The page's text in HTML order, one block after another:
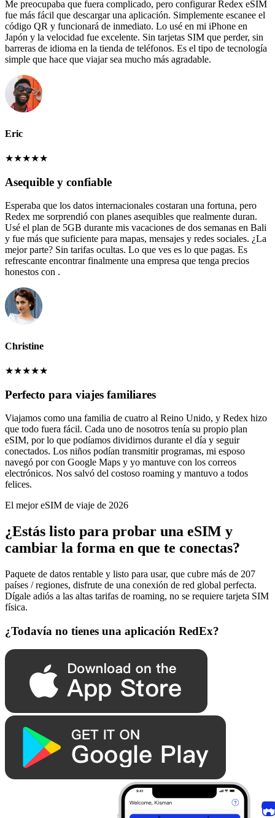
Me preocupaba que fuera complicado, pero configurar Redex eSIM
fue más fácil que descargar una aplicación. Simplemente escanee el
código QR y funcionará de inmediato. Lo usé en mi iPhone en
Japón y la velocidad fue excelente. Sin tarjetas SIM que perder, sin
barreras de idioma en la tienda de teléfonos. Es el tipo de tecnología
simple que hace que viajar sea mucho más agradable.
Eric
★★★★★
Asequible y confiable
Esperaba que los datos internacionales costaran una fortuna, pero
Redex me sorprendió con planes asequibles que realmente duran.
Usé el plan de 5GB durante mis vacaciones de dos semanas en Bali
y fue más que suficiente para mapas, mensajes y redes sociales. ¿La
mejor parte? Sin tarifas ocultas. Lo que ves es lo que pagas. Es
refrescante encontrar finalmente una empresa que tenga precios
honestos con .
Christine
★★★★★
Perfecto para viajes familiares
Viajamos como una familia de cuatro al Reino Unido, y Redex hizo
que todo fuera fácil. Cada uno de nosotros tenía su propio plan
eSIM, por lo que podíamos dividirnos durante el día y seguir
conectados. Los niños podían transmitir programas, mi esposo
navegó por con Google Maps y yo mantuve con los correos
electrónicos. Nos salvó del costoso roaming y mantuvo a todos
felices.
El mejor eSIM de viaje de 2026
¿Estás listo para probar una eSIM y
cambiar la forma en que te conectas?
Paquete de datos rentable y listo para usar, que cubre más de 207
países / regiones, disfrute de una conexión de red global perfecta.
Dígale adiós a las altas tarifas de roaming, no se requiere tarjeta SIM
física.
¿Todavía no tienes una aplicación RedEx?